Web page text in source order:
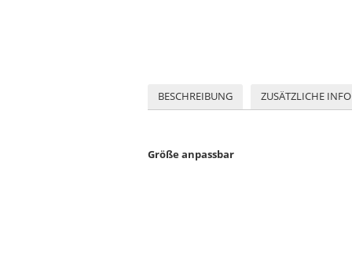
BESCHREIBUNG ZUSÄTZLICHE
Größe anpassbar